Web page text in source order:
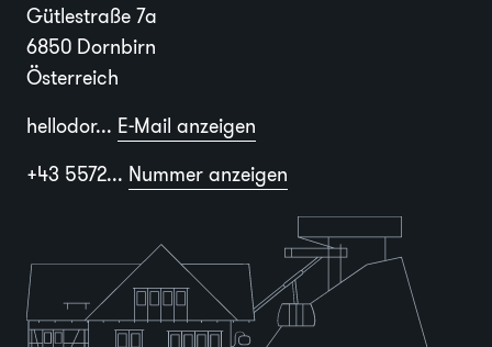
Gütlestraße 7a
6850 Dornbirn
Österreich
hellodor... E-Mail anzeigen
+43 5572... Nummer anzeigen